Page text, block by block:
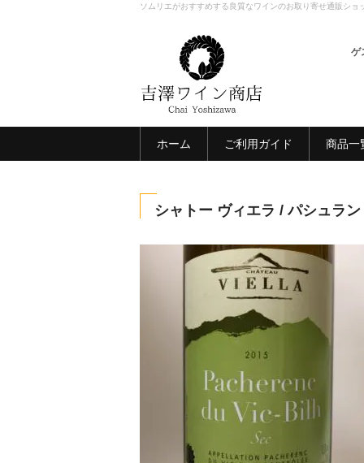
ソムリエがおすすめする良質なワインのお取り寄せ通販シ
ゲ
ホーム ご利用ガイド 商品一
シャトー ヴィエラ / パシュラ